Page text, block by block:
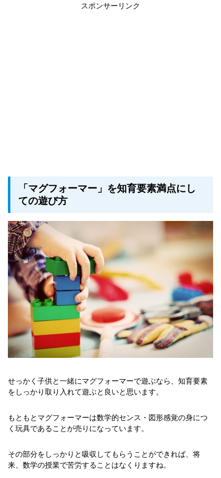
スポンサーリンク
「マグフォーマー」を知育要素満点にし
ての遊び方
せっかく子供と一緒にマグフォーマーで遊ぶなら、知育要素
をしっかり取り入れて遊ぶと良いと思います。
もともとマグフォーマーは数学的センス・図形感覚の身につ
く玩具であることが売りになっています。
その部分をしっかりと吸収してもらうことができれば、将
来、数学の授業で苦労することはなくりますね。